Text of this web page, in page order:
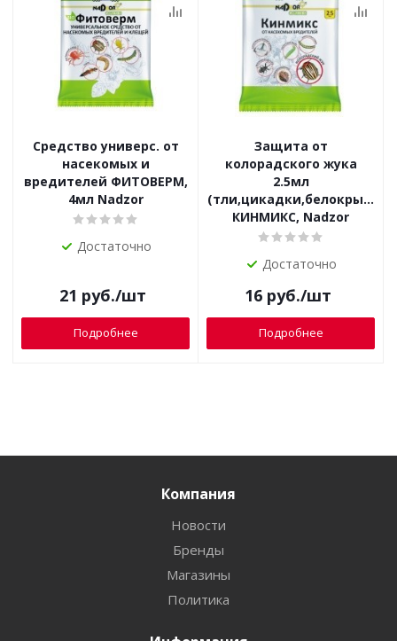
Средство универс. от
насекомых и
вредителей ФИТОВЕРМ,
4мл Nadzor
Достаточно
21 руб./шт
Подробнее
Защита от
колорадского жука
2.5мл
КИНМИКС, Nadzor
Достаточно
16руб./шт
Подробнее
Компания
Новости
Бренды
Магазины
Политика